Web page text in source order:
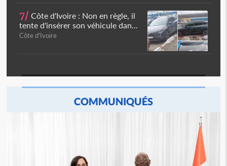
7/ Côte d'Ivoire : Non en règle, il
tente d'insérer son véhicule dan...
Côte d'Ivoire
COMMUNIQUÉS